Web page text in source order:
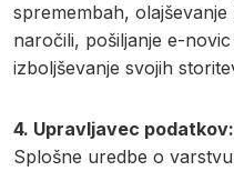
spremembah,
naročili, pošiljanje e-
izboljševanje svojih
4. Upravljavec podatkov:
Splošne uredbe o